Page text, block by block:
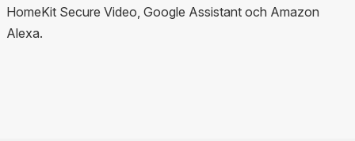
HomeKit Secure Video, Google Assistant och Amazon
Alexa.